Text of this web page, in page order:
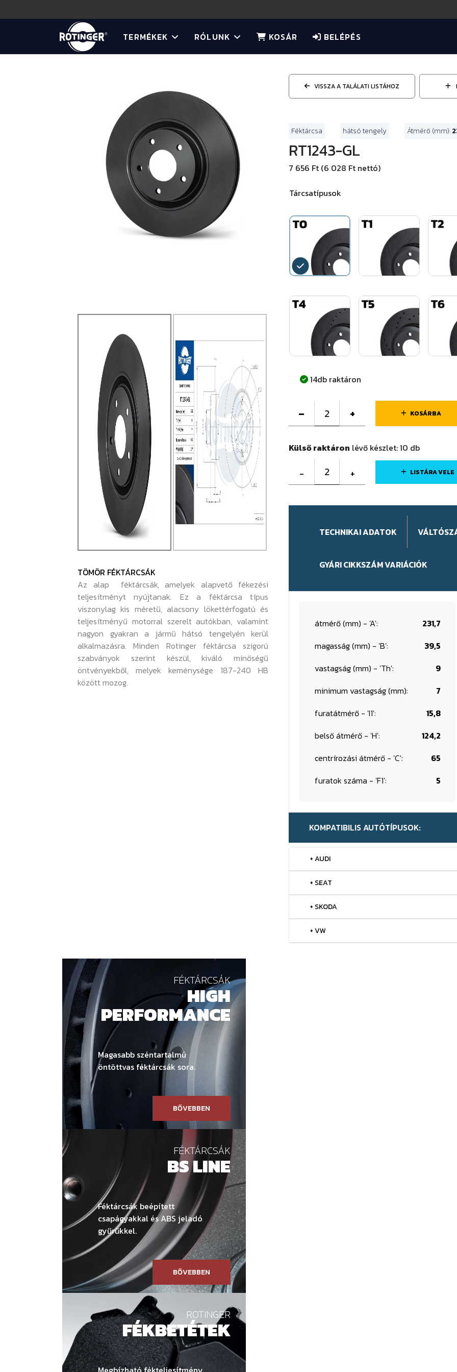
TERMÉKEK RÓLUNK KOSÁR BELÉPÉS
TÖMÖR FÉKTÁRCSÁK
Az alap féktárcsák, amelyek alapvető fékezési
teljesítményt nyújtanak. Ez a féktárcsa típus
viszonylag kis méretű, alacsony lökettérfogatú és
teljesítményű motorral szerelt autókban, valamint
nagyon gyakran a jármű hátsó tengelyén kerül
alkalmazásra. Minden Rotinger féktárcsa szigorú
szabványok szerint készül, kiváló minőségű
öntvényekből, melyek keménysége 187-240 HB
között mozog.
VISSZA A TALÁLATI LISTÁHOZ
Féktárcsa hátsó tengely Átmérő (mm):
RT1243-GL
7 656 Ft (6 028 Ft nettó)
Tárcsatípusok
14db raktáron
– + KOSÁRBA
Külső raktáron lévő készlet:10 db
- 2 + LISTÁRA VELE
TECHNIKAI ADATOK
GYÁRI CIKKSZÁM VARIÁCIÓK
átmérő (mm) - 'A':
231,7
magasság (mm) - 'B':
39,5
vastagság (mm) - 'Th':
9
minimum vastagság (mm):
7
furatátmérő - 'I1':
15,8
belső átmérő - 'H':
124,2
centrírozási átmérő - 'C':
65
furatok száma - 'F1':
5
KOMPATIBILIS AUTÓTÍPUSOK:
+ AUDI
+ SEAT
+ SKODA
+ VW
FÉKTÁRCSÁK
HIGH
PERFORMANCE
Magasabb széntartalmú
öntöttvas féktárcsák sora.
BŐVEBBEN
FÉKTÁRCSÁK
BS LINE
Féktárcsák beépített
csapágyakkal és ABS jeladó
gyűrűkkel.
BŐVEBBEN
ROTINGER
FÉKBETÉTEK